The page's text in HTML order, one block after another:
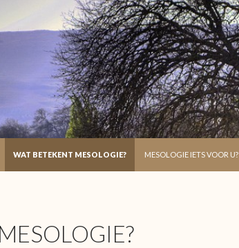
WAT BETEKENT MESOLOGIE? MESOLOGIE IETS VOOR U?